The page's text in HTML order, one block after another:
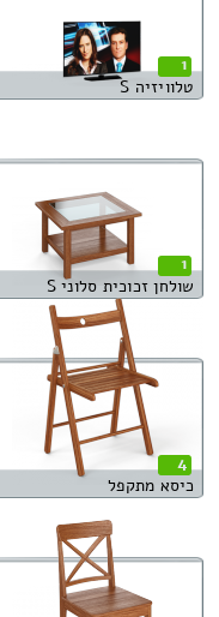
1
טלוויזיה S
1
שולחן זכוכית סלוני S
4
כיסא מתקפל